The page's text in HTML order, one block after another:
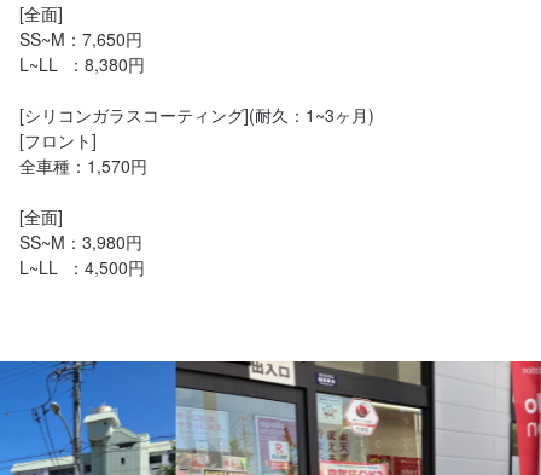
[全面]
SS~M：7,650円
L~LL  ：8,380円
[シリコンガラスコーティング](耐久：1~3ヶ月)
[フロント]
全車種：1,570円
[全面]
SS~M：3,980円
L~LL  ：4,500円